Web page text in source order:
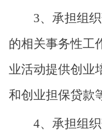
3、承担组
的相关事务性工
业活动提供创业
和创业担保贷款
4、承担组